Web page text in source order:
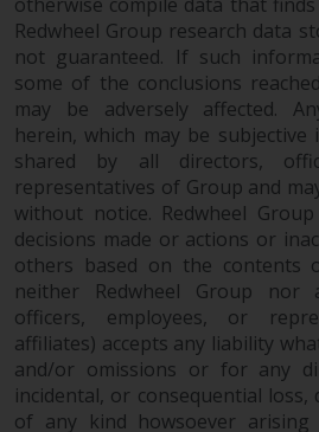
Die auf dieser
enthaltenen
werden so wie sie
Verfügung gestellt,
Vorankündigung
werden und es wird
Garantie hinsichtlich
Genauigkeit,
Eignung für einen
Zweck übernommen.
hat seine eigenen
Meinungen auf
(oder denen seiner
Redwheel Group research data
not guaranteed. If such
some of the conclusions
may be adversely affected.
herein, which may be
shared by all directors,
representatives of Group and
without notice. Redwheel
decisions made or actions or
others based on the contents
neither Redwheel Group
officers, employees, or
affiliates) accepts any liability
and/or omissions or for any
incidental, or consequential loss,
of any kind howsoever